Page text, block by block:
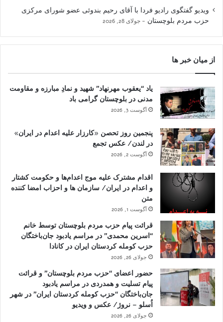
ویدیو گفتگوی رادیو فردا با آقای رحیم بندوئی عضو شورای مرکزی
حزب مردم بلوچستان
جولای 28, 2026
از میان خبر ها
یاد “یعقوب مهرنهاد” شهید و نمادِ مبارزه و مقاومت
مدنی در بلوچستان گرامی باد
آگوست 3, 2026
پنجمین روز تحصن «کارزار علیه اعدام در ایران»
در لندن/ عکس تجمع
آگوست 2, 2026
اقدام مشترک علیه موج اعدام‌ها و حکومت کشتار
و اعدام در ایران/ سازمان ها و احزاب امضا کننده
متن
آگوست 1, 2026
قرائت پیام حزب مردم بلوچستان توسط خانم
“اسرین محمدی” در مراسم یادبود جان‌باختگان
حزب کومله کردستان ایران در کانادا
جولای 26, 2026
حضور اعضای “حزب مردم بلوچستان” و قرائت
پیام تسلیت و همدردی در مراسم یادبود
جان‌باختگان “حزب کومله کردستان ایران” در شهر
اُسلو – نروژ/ عکس و ویدیو
جولای 26, 2026